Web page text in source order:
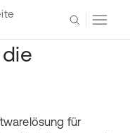
für